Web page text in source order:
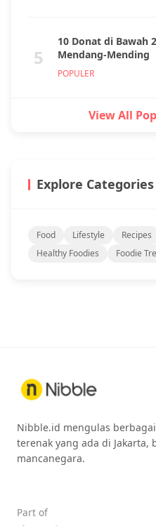
5
10 Donat di Bawah
Mendang-Mending
POPULER
View All
Explore Categories
Food Lifestyle Recipes
Healthy Foodies
Foodie
Nibble.id mengulas
terenak yang ada di Jakarta,
mancanegara.
Part of